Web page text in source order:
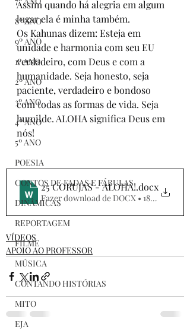
8º ANO
9º ANO
1º ANO
2º ANO
3º ANO
4º ANO
5º ANO
POESIA
CONTOS DE FADAS E FÁBULAS
DINÂMICAS
REPORTAGEM
FILME
MÚSICA
CONTANDO HISTÓRIAS
MITO
EJA
Assim quando há alegria em algum
lugar ela é minha também.
Os Kahunas dizem: Esteja em
unidade e harmonia com seu EU
verdadeiro, com Deus e com a
humanidade. Seja honesto, seja
paciente, verdadeiro e bondoso
com todas as formas de vida. Seja
humilde. ALOHA significa Deus em
nós!
25 CORUJAS - ALOHA!.docx
Fazer download de DOCX • 188KB
VÍDEOS
APOIO AO PROFESSOR